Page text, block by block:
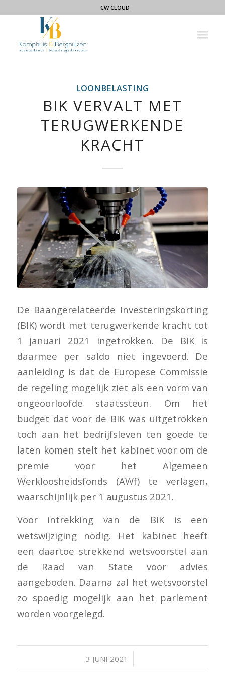
CW CLOUD
LOONBELASTING
BIK VERVALT MET
TERUGWERKENDE
KRACHT
De Baangerelateerde Investeringskorting
(BIK) wordt met terugwerkende kracht tot
1 januari 2021 ingetrokken. De BIK is
daarmee per saldo niet ingevoerd. De
aanleiding is dat de Europese Commissie
de regeling mogelijk ziet als een vorm van
ongeoorloofde staatssteun. Om het
budget dat voor de BIK was uitgetrokken
toch aan het bedrijfsleven ten goede te
laten komen stelt het kabinet voor om de
premie voor het Algemeen
Werkloosheidsfonds (AWf) te verlagen,
waarschijnlijk per 1 augustus 2021.
Voor intrekking van de BIK is een
wetswijziging nodig. Het kabinet heeft
een daartoe strekkend wetsvoorstel aan
de Raad van State voor advies
aangeboden. Daarna zal het wetsvoorstel
zo spoedig mogelijk aan het parlement
worden voorgelegd.
3 JUNI 2021
/